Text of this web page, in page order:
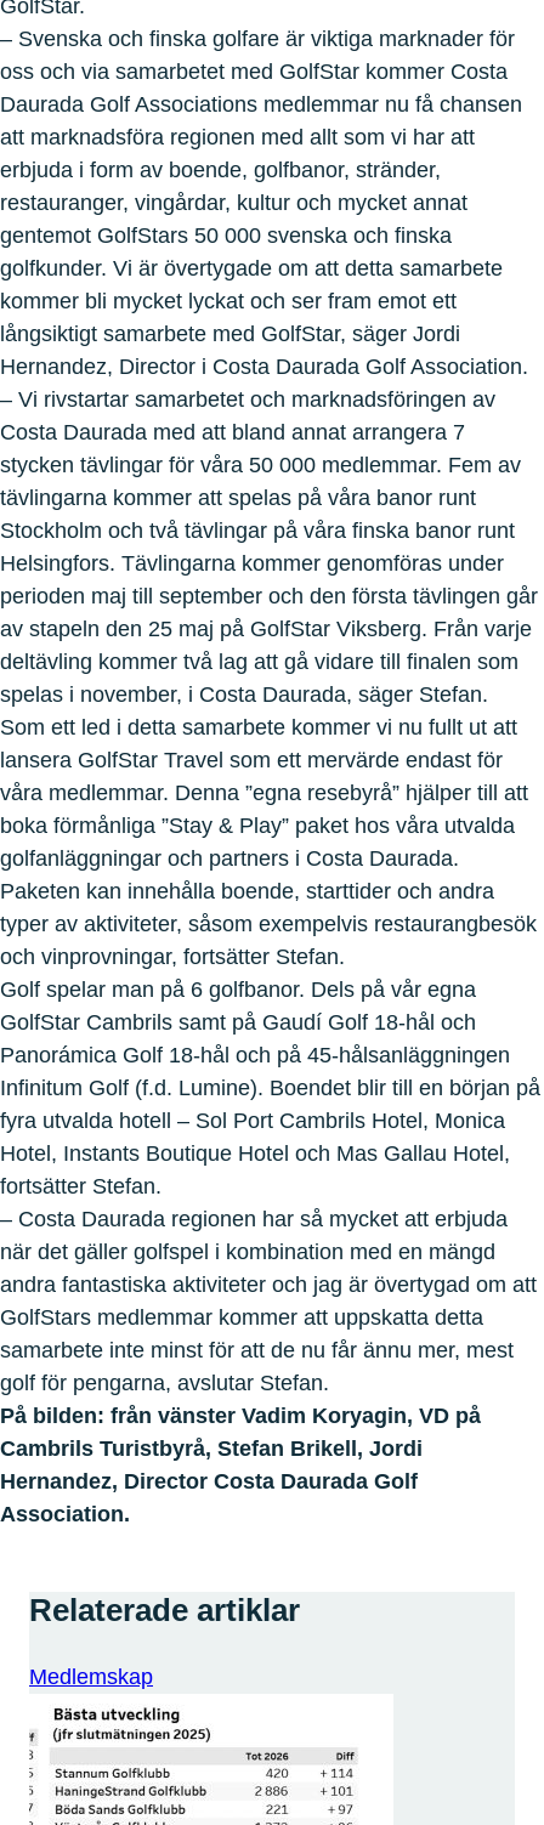
GolfStar.
– Svenska och finska golfare är viktiga marknader för
oss och via samarbetet med GolfStar kommer Costa
Daurada Golf Associations medlemmar nu få chansen
att marknadsföra regionen med allt som vi har att
erbjuda i form av boende, golfbanor, stränder,
restauranger, vingårdar, kultur och mycket annat
gentemot GolfStars 50 000 svenska och finska
golfkunder. Vi är övertygade om att detta samarbete
kommer bli mycket lyckat och ser fram emot ett
långsiktigt samarbete med GolfStar, säger Jordi
Hernandez, Director i Costa Daurada Golf Association.
– Vi rivstartar samarbetet och marknadsföringen av
Costa Daurada med att bland annat arrangera 7
stycken tävlingar för våra 50 000 medlemmar. Fem av
tävlingarna kommer att spelas på våra banor runt
Stockholm och två tävlingar på våra finska banor runt
Helsingfors. Tävlingarna kommer genomföras under
perioden maj till september och den första tävlingen går
av stapeln den 25 maj på GolfStar Viksberg. Från varje
deltävling kommer två lag att gå vidare till finalen som
spelas i november, i Costa Daurada, säger Stefan.
Som ett led i detta samarbete kommer vi nu fullt ut att
lansera GolfStar Travel som ett mervärde endast för
våra medlemmar. Denna ”egna resebyrå” hjälper till att
boka förmånliga ”Stay & Play” paket hos våra utvalda
golfanläggningar och partners i Costa Daurada.
Paketen kan innehålla boende, starttider och andra
typer av aktiviteter, såsom exempelvis restaurangbesök
och vinprovningar, fortsätter Stefan.
Golf spelar man på 6 golfbanor. Dels på vår egna
GolfStar Cambrils samt på Gaudí Golf 18-hål och
Panorámica Golf 18-hål och på 45-hålsanläggningen
Infinitum Golf (f.d. Lumine). Boendet blir till en början på
fyra utvalda hotell – Sol Port Cambrils Hotel, Monica
Hotel, Instants Boutique Hotel och Mas Gallau Hotel,
fortsätter Stefan.
– Costa Daurada regionen har så mycket att erbjuda
när det gäller golfspel i kombination med en mängd
andra fantastiska aktiviteter och jag är övertygad om att
GolfStars medlemmar kommer att uppskatta detta
samarbete inte minst för att de nu får ännu mer, mest
golf för pengarna, avslutar Stefan.
På bilden: från vänster Vadim Koryagin, VD på
Cambrils Turistbyrå, Stefan Brikell, Jordi
Hernandez, Director Costa Daurada Golf
Association.
Relaterade artiklar
Medlemskap